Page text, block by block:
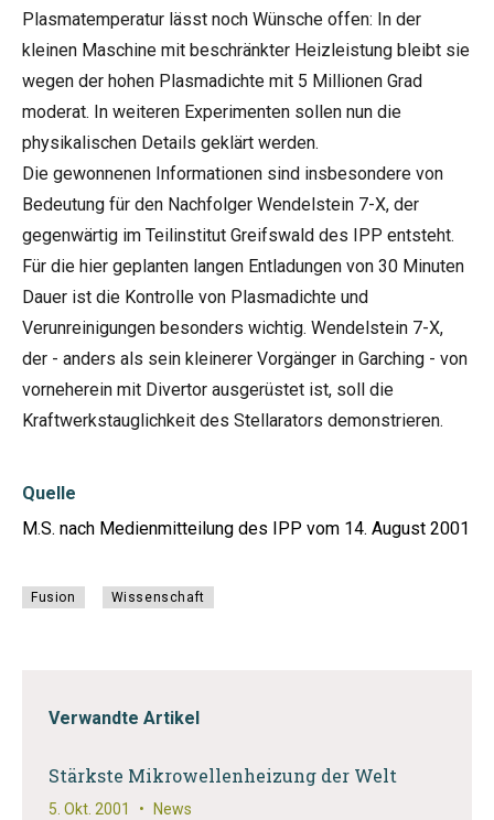
Plasmatemperatur lässt noch Wünsche offen: In der
kleinen Maschine mit beschränkter Heizleistung bleibt sie
wegen der hohen Plasmadichte mit 5 Millionen Grad
moderat. In weiteren Experimenten sollen nun die
physikalischen Details geklärt werden.
Die gewonnenen Informationen sind insbesondere von
Bedeutung für den Nachfolger Wendelstein 7-X, der
gegenwärtig im Teilinstitut Greifswald des IPP entsteht.
Für die hier geplanten langen Entladungen von 30 Minuten
Dauer ist die Kontrolle von Plasmadichte und
Verunreinigungen besonders wichtig. Wendelstein 7-X,
der - anders als sein kleinerer Vorgänger in Garching - von
vorneherein mit Divertor ausgerüstet ist, soll die
Kraftwerkstauglichkeit des Stellarators demonstrieren.
Quelle
M.S. nach Medienmitteilung des IPP vom 14. August 2001
Fusion Wissenschaft
Verwandte Artikel
Stärkste Mikrowellenheizung der Welt
5. Okt. 2001 • News